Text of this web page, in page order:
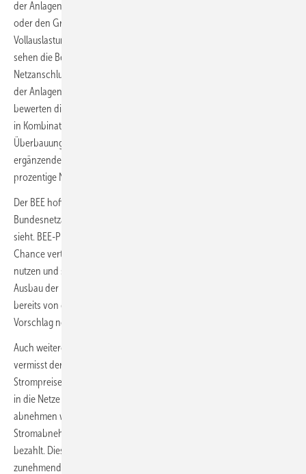
der Anlagen müssen diese dann daher ihren Betriebe herunterregeln
oder den Grünstrom in Elektrobatterien ausspeichern. Doch weil eine
Vollauslastund der Erneuerbare-Energien-Anlagen selten vorkommt,
sehen die Berechnungen bei einer Überbauung von 250 Prozent der
Netzanschlusskapazität die größte Wirtschaftlichkeit für die Betreiber
der Anlagen und die beste Netzauslastung. Als besonderes effektiv
bewerten die Berechnungen einen Netzanschluss von Photovoltaik-
in Kombination mit Windenergieanlagen innerhalb einer 250-Prozent-
Überbauung. Durch die wetterbedingt oft gegenläufige sich
ergänzende Einspeisung würde im Mittel in Deutschland eine 53-
prozentige Netzauslastung eintreten.
Der BEE hofft nun allerdings auch darauf, dass er die
Bundesnetzagentur als Unterstützerin einer Überbauungsregelung
sieht. BEE-Präsidentin Simone Peter sagte dazu: „Hier wird eine große
Chance vertan, die bereits bestehende Netzinfrastruktur effizienter zu
nutzen und somit zu einem schnelleren und kostengünstigeren
Ausbau der Erneuerbaren beizutragen. Eine Einschätzung, die so auch
bereits von der Bundesnetzagentur geteilt wurde, weshalb der
Vorschlag noch bis Ende des Jahres umzusetzen ist.“
Auch weitere Maßnahmen für die Direktvermarktung von Grünstrom
vermisst der BEE sowie den künftigen Umgang mit negativen
Strompreisen. Diese treten auf, wenn mehr Wind- oder Sonnenstrom
in die Netze fließen, als die Einkäufer auf den Strommärkten
abnehmen wollen und deshalb negative Strompreise eintreten.
Stromabnehmer bekommen dann die Abnahme des Stroms sogar
bezahlt. Diese durch die vermehrte wetterabhängige Einspeisung
zunehmende Entwicklung wird für die Grünstromanlagen künftig